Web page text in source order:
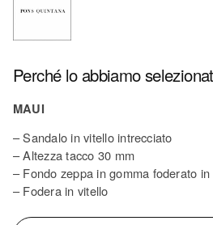
Perché lo abbiamo
MAUI
– Sandalo in vitello intrecciato
– Altezza tacco 30 mm
– Fondo zeppa in gomma foderato
– Fodera in vitello